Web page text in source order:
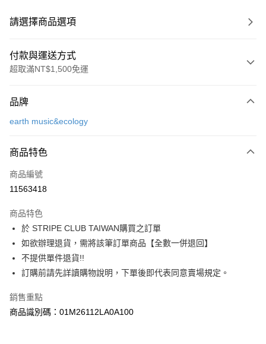
請選擇商品選項
付款與運送方式
超取滿NT$1,500免運
信用卡一次付款
3 期 0 利率 每期
合作金庫商業銀行
上海商業儲蓄銀行
臺灣中小企業銀行
匯豐（台灣）商業銀行
華泰商業銀行
聯邦商業銀行
遠東國際商業銀行
元大商業銀行
玉山商業銀行
星展（台灣）商業銀行
台灣樂天信用卡公司
超商取貨付款
LINE Pay
Apple Pay
街口支付
悠遊付
大哥付你分期
相關說明
品牌
earth music&ecology
商品特色
商品編號
11563418
商品特色
於 STRIPE CLUB TAIWAN購買之訂單
如欲辦理退貨，需將該筆訂單商品【全數一併退回】
不提供單件退貨!!
訂購前請先詳讀購物說明，下單後即代表同意賣場規定。
銷售重點
商品識別碼：01M26112LA0A100